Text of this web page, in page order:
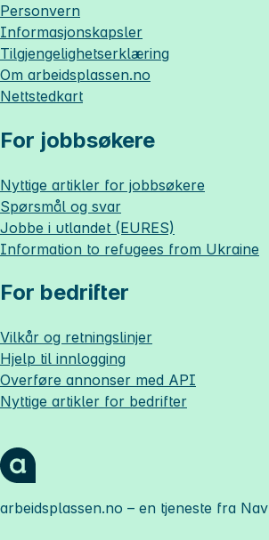
Personvern
Informasjonskapsler
Tilgjengelighetserklæring
Om arbeidsplassen.no
Nettstedkart
For jobbsøkere
Nyttige artikler for jobbsøkere
Spørsmål og svar
Jobbe i utlandet (EURES)
Information to refugees from Ukraine
For bedrifter
Vilkår og retningslinjer
Hjelp til innlogging
Overføre annonser med API
Nyttige artikler for bedrifter
arbeidsplassen.no – en tjeneste fra Nav